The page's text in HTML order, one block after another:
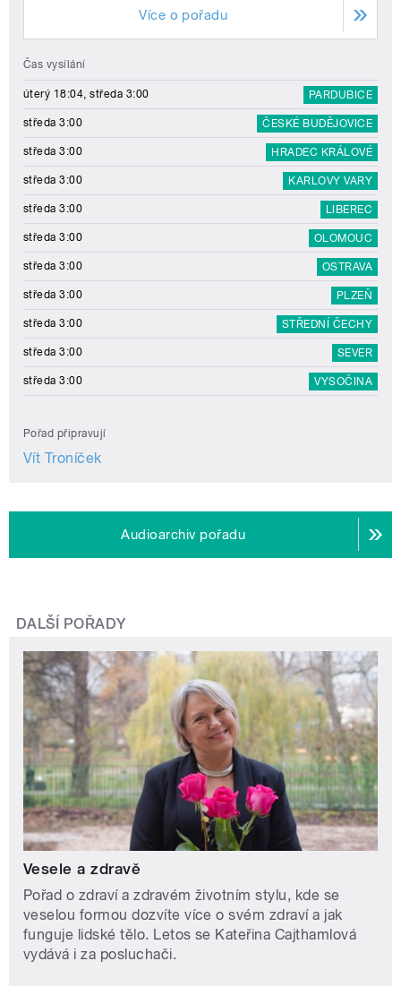
Více o pořadu
Čas vysílání
úterý 18:04, středa 3:00 PARDUBICE
středa 3:00 ČESKÉ BUDĚJOVICE
středa 3:00 HRADEC KRÁLOVÉ
středa 3:00 KARLOVY VARY
středa 3:00 LIBEREC
středa 3:00 OLOMOUC
středa 3:00 OSTRAVA
středa 3:00 PLZEŇ
středa 3:00 STŘEDNÍ ČECHY
středa 3:00 SEVER
středa 3:00 VYSOČINA
Pořad připravují
Vít Troníček
Audioarchiv pořadu
DALŠÍ POŘADY
Vesele a zdravě
Pořad o zdraví a zdravém životním stylu, kde se
veselou formou dozvíte více o svém zdraví a jak
funguje lidské tělo. Letos se Kateřina Cajthamlová
vydává i za posluchači.